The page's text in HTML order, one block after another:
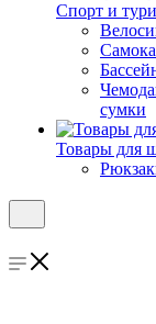
Спорт и
сумки
Товары для